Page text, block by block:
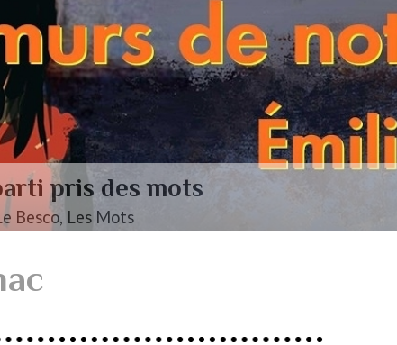
pris des mots
Besco, Les Mots